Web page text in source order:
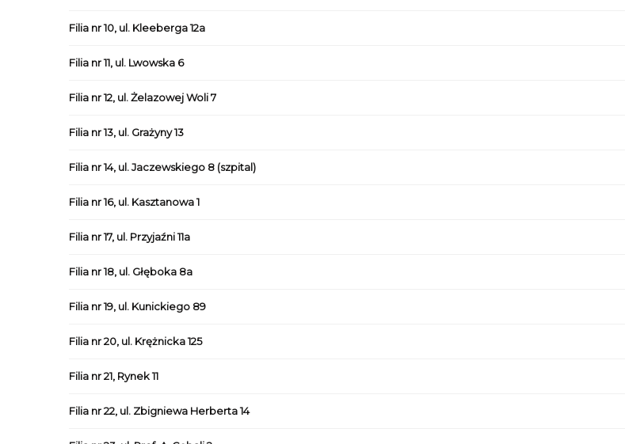
Filia nr 10, ul. Kleeberga 12a
Filia nr 11, ul. Lwowska 6
Filia nr 12, ul. Żelazowej Woli 7
Filia nr 13, ul. Grażyny 13
Filia nr 14, ul. Jaczewskiego 8 (szpital)
Filia nr 16, ul. Kasztanowa 1
Filia nr 17, ul. Przyjaźni 11a
Filia nr 18, ul. Głęboka 8a
Filia nr 19, ul. Kunickiego 89
Filia nr 20, ul. Krężnicka 125
Filia nr 21, Rynek 11
Filia nr 22, ul. Zbigniewa Herberta 14